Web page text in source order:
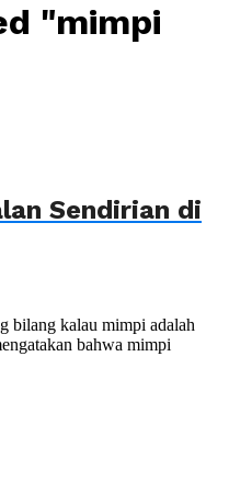
"mimpi
Sendirian di
bilang kalau mimpi adalah
bahwa mimpi